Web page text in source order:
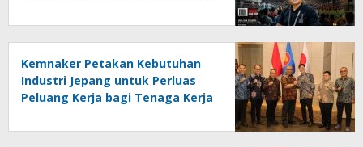
Kemnaker Petakan Kebutuhan
Industri Jepang untuk Perluas
Peluang Kerja bagi Tenaga Kerja